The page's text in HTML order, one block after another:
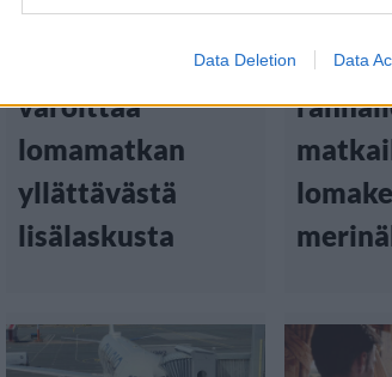
Data Deletion Data
varoittaa
lomamatkan
yllättävästä
lisälaskusta